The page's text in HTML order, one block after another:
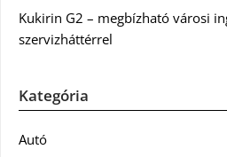
Kukirin G2 – megbízható városi
szervizháttérrel
Kategória
Autó